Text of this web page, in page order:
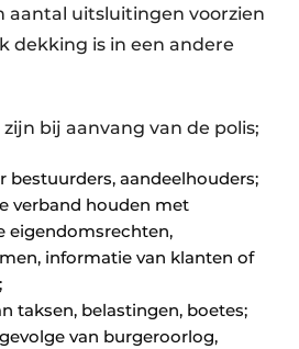
aantal uitsluitingen voorzien
dekking is in een andere
bij aanvang van de polis;
bestuurders, aandeelhouders;
verband houden met
eigendomsrechten,
informatie van klanten of
taksen, belastingen, boetes;
van burgeroorlog,